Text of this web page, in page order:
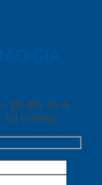
GIÁ
giá đầy đủ &
thị trường!